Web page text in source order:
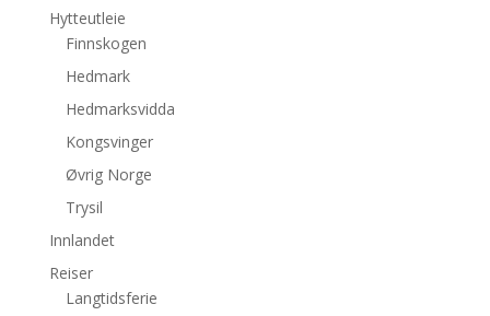
Hytteutleie
Finnskogen
Hedmark
Hedmarksvidda
Kongsvinger
Øvrig Norge
Trysil
Innlandet
Reiser
Langtidsferie